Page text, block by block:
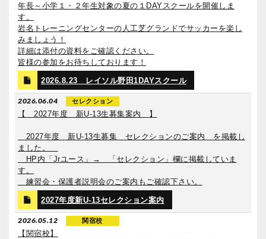
年長～小学１・２年生対象の夏の１DAYスクールを開催しま
す。
岩名トレーニングセンターの人工芝グランドでサッカーを楽し
みましょう！
詳細は添付の資料をご確認ください。
皆様の参加をお待ちしております！
2026.8.23 レイソル野田1DAYスクール
2026.06.04 セレクション
【 2027年度 新U‐13生募集案内 】
2027年度 新U‐13生募集 セレクションのご案内 を掲載し
ました。
HP内「Jrユース」→ 「セレクション」欄に掲載していま
す。
練習会・保護者説明会のご案内もご確認下さい。
2027年度新U-13セレクション案内
2026.05.12 関宿校
【関宿校】